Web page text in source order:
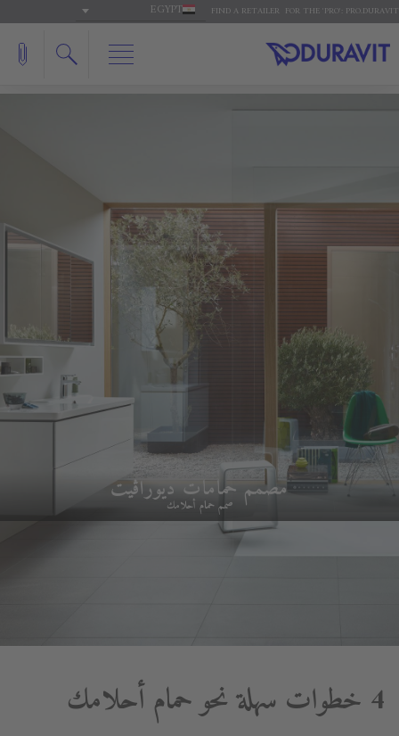
FOR THE 'PRO': PRO.DURAVIT
FIND A RETAILER
EGYPT
مصمم حمامات ديوراڨيت
صمم حمام أحلامك
4 خطوات سهلة نحو حمام أحلامك